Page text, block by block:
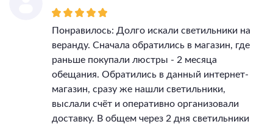
Понравилось: Долго искали светильники на
веранду. Сначала обратились в магазин, где
раньше покупали люстры - 2 месяца
обещания. Обратились в данный интернет-
магазин, сразу же нашли светильники,
выслали счёт и оперативно организовали
доставку. В общем через 2 дня светильники